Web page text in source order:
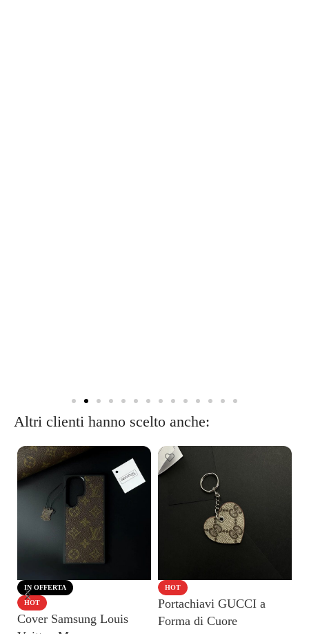
Altri clienti hanno scelto anche:
IN OFFERTA
HOT
Cover Samsung Louis
HOT
Portachiavi GUCCI a
Forma di Cuore